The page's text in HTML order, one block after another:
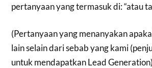
pertanyaan yang termasuk di: “atau
(Pertanyaan yang menanyakan
lain selain dari sebab yang kami
untuk mendapatkan Lead